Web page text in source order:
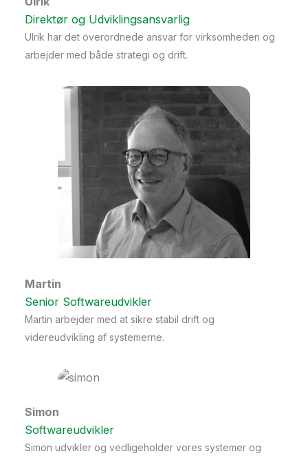
Direktør og Udviklingsansvarlig
Ulrik har det overordnede ansvar for virksomheden og
arbejder med både strategi og drift.
Martin
Senior Softwareudvikler
Martin arbejder med at sikre stabil drift og
videreudvikling af systemerne.
Simon
Softwareudvikler
Simon udvikler og vedligeholder vores systemer og